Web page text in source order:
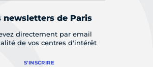
newsletters de Paris
directement par email
de vos centres d'intérêt
S'INSCRIRE